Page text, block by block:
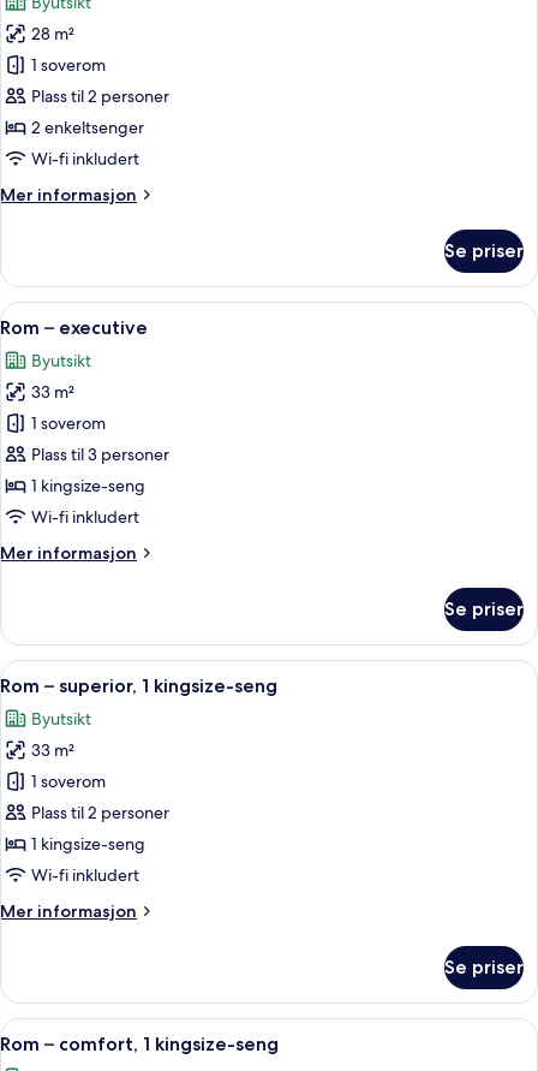
tilpasset
bevegelseshemmede
bildene
av
Rom
–
comfort,
2
28 m²
1 soverom
Plass til 2 personer
2 enkeltsenger
Wi-fi inkludert
Mer informasjon
Mer
–
comfort,
2
Se priser
Åpne
alle
bildene
av
Rom
–
executive
Rom – executive | Bad |
9
Rom – executive
Byutsikt
33 m²
1 soverom
Plass til 3 personer
1 kingsize-seng
Wi-fi inkludert
Mer informasjon
Mer
–
executive
Se priser
Åpne
alle
bildene
av
Rom
–
superior,
1
seng
Rom – superior, 1 kingsize-seng |
9
Rom – superior, 1 kingsize-seng
Byutsikt
33 m²
1 soverom
Plass til 2 personer
1 kingsize-seng
Wi-fi inkludert
Mer informasjon
Mer
–
superior,
1
Se priser
Åpne
alle
Rom – comfort, 1 kingsize-seng |
7
Rom – comfort, 1 kingsize-seng